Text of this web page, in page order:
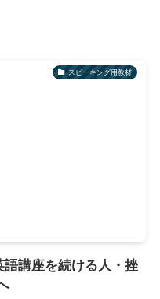
スピーキング用教材
語講座を続ける人・挫